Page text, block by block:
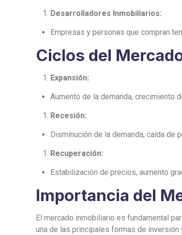
Desarrolladores Inmobiliarios:
Empresas y personas que compran
Ciclos del
Expansión:
Aumento de la demanda, crecimiento
Recesión:
Disminución de la demanda, caída de
Recuperación:
Estabilización de precios, aumento
Importancia del
El mercado inmobiliario es fundamental
una de las principales formas de